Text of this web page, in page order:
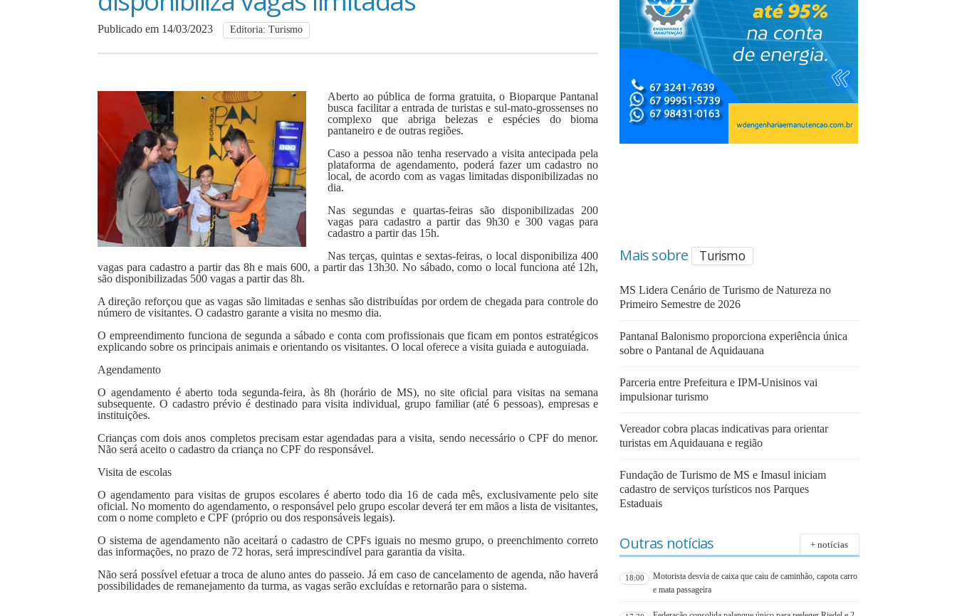
Publicado em 14/03/2023 Editoria: Turismo
Aberto ao pública de forma gratuita, o Bioparque Pantanal
busca facilitar a entrada de turistas e sul-mato-grossenses no
complexo que abriga belezas e espécies do bioma
pantaneiro e de outras regiões.
Caso a pessoa não tenha reservado a visita antecipada pela
plataforma de agendamento, poderá fazer um cadastro no
local, de acordo com as vagas limitadas disponibilizadas no
dia.
Nas segundas e quartas-feiras são disponibilizadas 200
vagas para cadastro a partir das 9h30 e 300 vagas para
cadastro a partir das 15h.
Nas terças, quintas e sextas-feiras, o local disponibiliza 400
vagas para cadastro a partir das 8h e mais 600, a partir das 13h30. No sábado, como o local funciona até 12h,
são disponibilizadas 500 vagas a partir das 8h.
A direção reforçou que as vagas são limitadas e senhas são distribuídas por ordem de chegada para controle do
número de visitantes. O cadastro garante a visita no mesmo dia.
O empreendimento funciona de segunda a sábado e conta com profissionais que ficam em pontos estratégicos
explicando sobre os principais animais e orientando os visitantes. O local oferece a visita guiada e autoguiada.
Agendamento
O agendamento é aberto toda segunda-feira, às 8h (horário de MS), no site oficial para visitas na semana
subsequente. O cadastro prévio é destinado para visita individual, grupo familiar (até 6 pessoas), empresas e
instituições.
Crianças com dois anos completos precisam estar agendadas para a visita, sendo necessário o CPF do menor.
Não será aceito o cadastro da criança no CPF do responsável.
Visita de escolas
O agendamento para visitas de grupos escolares é aberto todo dia 16 de cada mês, exclusivamente pelo site
oficial. No momento do agendamento, o responsável pelo grupo escolar deverá ter em mãos a lista de visitantes,
com o nome completo e CPF (próprio ou dos responsáveis legais).
O sistema de agendamento não aceitará o cadastro de CPFs iguais no mesmo grupo, o preenchimento correto
das informações, no prazo de 72 horas, será imprescindível para garantia da visita.
Não será possível efetuar a troca de aluno antes do passeio. Já em caso de cancelamento de agenda, não haverá
possibilidades de remanejamento da turma, as vagas serão excluídas e retornarão para o sistema.
Mais sobre Turismo
MS Lidera Cenário de Turismo de Natureza no
Primeiro Semestre de 2026
Pantanal Balonismo proporciona experiência única
sobre o Pantanal de Aquidauana
Parceria entre Prefeitura e IPM-Unisinos vai
impulsionar turismo
Vereador cobra placas indicativas para orientar
turistas em Aquidauana e região
Fundação de Turismo de MS e Imasul iniciam
cadastro de serviços turísticos nos Parques
Estaduais
Outras notícias + notícias
18:00
Motorista desvia de caixa que caiu de caminhão, capota carro
e mata passageira